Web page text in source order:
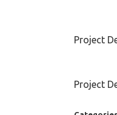
Project
Project